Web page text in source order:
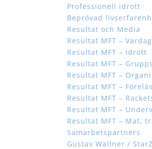
Professionell idrott
Beprövad
Resultat och Media
Resultat MFT –
Resultat MFT – Idrott
Resultat MFT –
Resultat MFT –
Resultat MFT –
Resultat MFT –
Resultat MFT –
Resultat MFT – Mat,
Samarbetspartners
Gustav Wallner /